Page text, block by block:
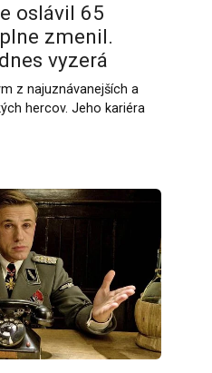
oslávil 65
zmenil.
vyzerá
z najuznávanejších a
hercov. Jeho kariéra